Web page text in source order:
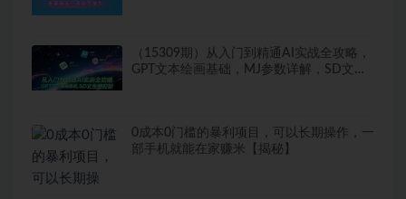
（15309期）从入门到精通AI实战全攻略，
GPT文本绘画基础，MJ参数详解，SD文生
0成本0门槛的暴利项目，可以长期操作，一
部手机就能在家赚米【揭秘】